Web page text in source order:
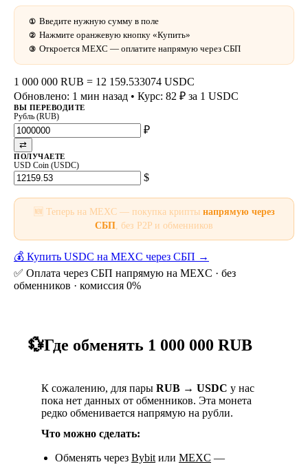
① Введите нужную сумму в поле
② Нажмите оранжевую кнопку «Купить»
③ Откроется MEXC — оплатите напрямую через СБП
1 000 000 RUB = 12 159.533074 USDC
Обновлено: 1 мин назад • Курс: 82 ₽ за 1 USDC
ВЫ ПЕРЕВОДИТЕ
Рубль (RUB)
₽
⇄
ПОЛУЧАЕТЕ
USD Coin (USDC)
$
🆕 Теперь на MEXC — покупка крипты напрямую через
СБП, без P2P и обменников
💰 Купить USDC на MEXC через СБП →
✅ Оплата через СБП напрямую на MEXC · без
обменников · комиссия 0%
💱Где обменять 1 000 000 RUB
К сожалению, для пары RUB → USDC у нас
пока нет данных от обменников. Эта монета
редко обменивается напрямую на рубли.
Что можно сделать:
Обменять через Bybit или MEXC —